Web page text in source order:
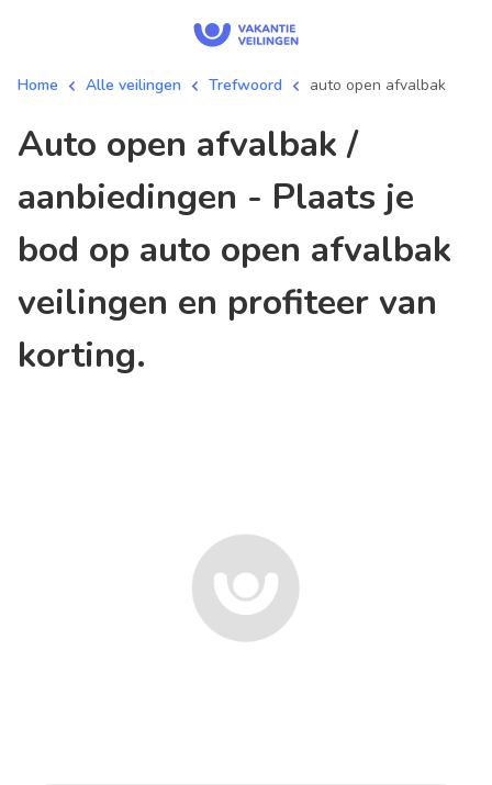
Home Alle veilingen Trefwoord auto open afvalbak
auto open afvalbak /
aanbiedingen - Plaats je
bod op auto open afvalbak
veilingen en profiteer van
korting.